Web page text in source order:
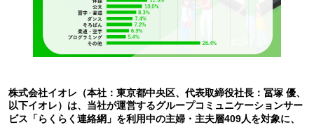
株式会社イオレ（本社：東京都中央区、代表取締役社長：冨塚 優、
以下イオレ）は、当社が運営するグループコミュニケーションサー
ビス「らくらく連絡網」を利用中の主婦・主夫層409人を対象に、